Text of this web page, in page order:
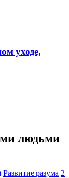
уходе,
людьми
Развитие разума 2